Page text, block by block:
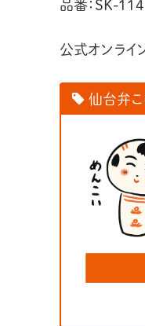
品番：SK-114
公式オンライ
仙台弁こ